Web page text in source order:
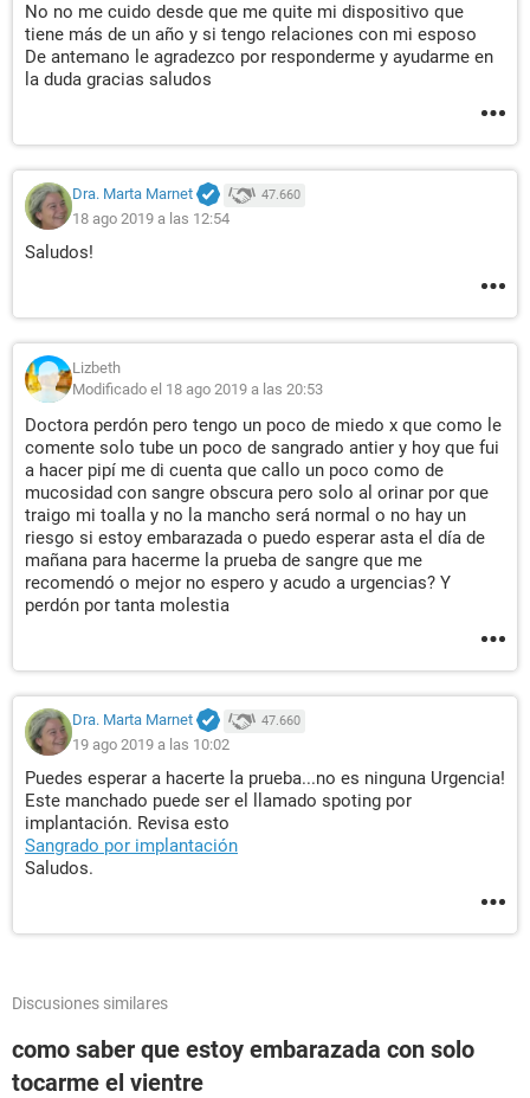
No no me cuido desde que me quite mi dispositivo que
tiene más de un año y si tengo relaciones con mi esposo
De antemano le agradezco por responderme y ayudarme en
la duda gracias saludos
Dra. Marta Marnet 47.660
18 ago 2019 a las 12:54
Saludos!
Lizbeth
Modificado el 18 ago 2019 a las 20:53
Doctora perdón pero tengo un poco de miedo x que como le
comente solo tube un poco de sangrado antier y hoy que fui
a hacer pipí me di cuenta que callo un poco como de
mucosidad con sangre obscura pero solo al orinar por que
traigo mi toalla y no la mancho será normal o no hay un
riesgo si estoy embarazada o puedo esperar asta el día de
mañana para hacerme la prueba de sangre que me
recomendó o mejor no espero y acudo a urgencias? Y
perdón por tanta molestia
Dra. Marta Marnet 47.660
19 ago 2019 a las 10:02
Puedes esperar a hacerte la prueba...no es ninguna Urgencia!
Este manchado puede ser el llamado spoting por
implantación. Revisa esto
Sangrado por implantación
Saludos.
Discusiones similares
como saber que estoy embarazada con solo
tocarme el vientre